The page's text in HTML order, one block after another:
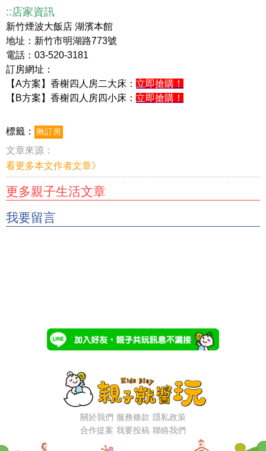
::店家資訊
新竹煙波大飯店 湖濱本館
地址：新竹市明湖路773號
電話：03-520-3181
訂房網址：
【A方案】香榭四人房二大床： 立即搶購！
【B方案】香榭四人房四小床： 立即搶購！
標籤： 揪訂房
文章來源：
看更多本文作者文章》
更多親子生活文章
我要留言
關於我們 服務條款 隱私政策
合作提案 我要投稿 聯絡我們